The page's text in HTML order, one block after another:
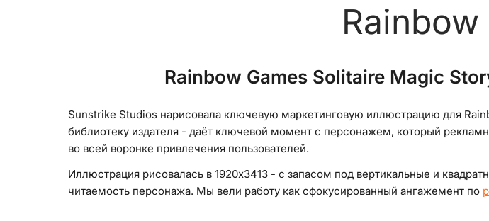
Rainbow Games Solitaire Magic
Sunstrike Studios нарисовала ключевую маркетинговую иллюстрацию для
библиотеку издателя - даёт ключевой момент с персонажем, который
во всей воронке привлечения пользователей.
Иллюстрация рисовалась в 1920x3413 - с запасом под вертикальные и
читаемость персонажа. Мы вели работу как сфокусированный ангажемент по